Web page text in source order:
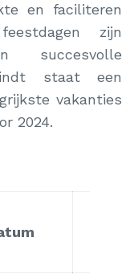
en faciliteren
zijn
succesvolle
staat een
vakanties
2024.